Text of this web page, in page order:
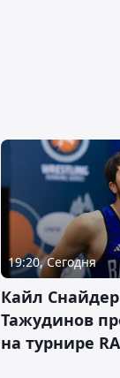
19:20, Сегодня
Кайл
Тажудинов
на турнире